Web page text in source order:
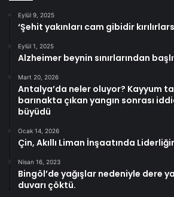
Eylül 9, 2025
‘Şehit yakınları cam gibidir
Eylül 1, 2025
Alzheimer beynin sınırlarından
Mart 20, 2026
Antalya’da neler oluyor? Kayyum
barınakta çıkan yangın sonrası
büyüdü
Ocak 14, 2026
Çin, Akıllı Liman İnşaatında
Nisan 16, 2023
Bingöl’de yağışlar nedeniyle dere
duvarı çöktü.